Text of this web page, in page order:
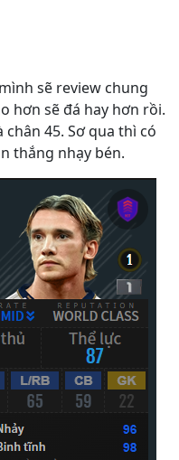
sẽ review chung
hơn sẽ đá hay hơn rồi.
45. Sơ qua thì có
thắng nhạy bén.